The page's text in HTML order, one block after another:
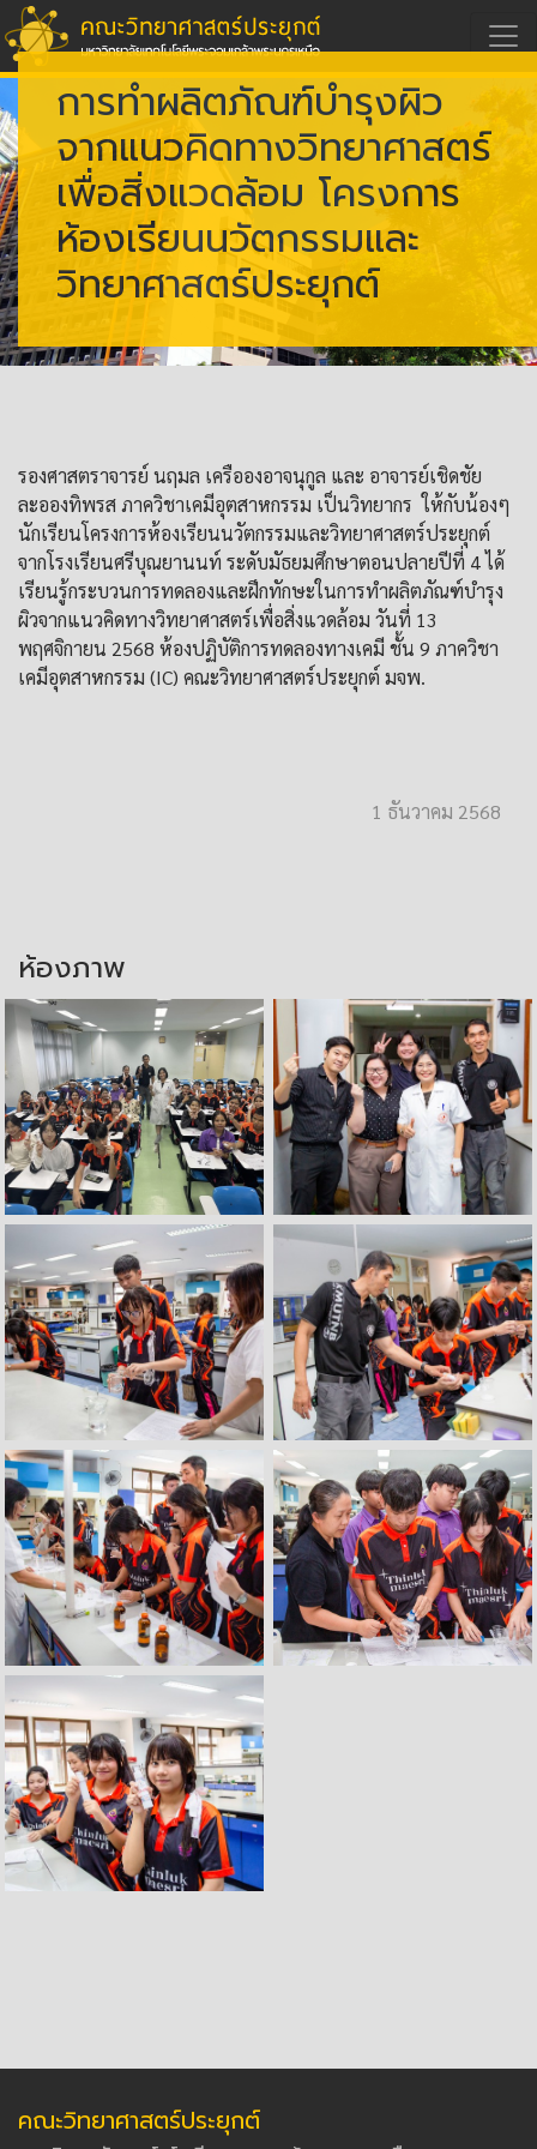
การทำผลิตภัณฑ์บำรุงผิว
จากแนวคิดทางวิทยาศาสตร์
เพื่อสิ่งแวดล้อม โครงการ
ห้องเรียนนวัตกรรมและ
วิทยาศาสตร์ประยุกต์
รองศาสตราจารย์ นฤมล เครือองอาจนุกูล และ อาจารย์เชิดชัย
ละอองทิพรส ภาควิชาเคมีอุตสาหกรรม เป็นวิทยากร ให้กับน้องๆ
นักเรียนโครงการห้องเรียนนวัตกรรมและวิทยาศาสตร์ประยุกต์
จากโรงเรียนศรีบุณยานนท์ ระดับมัธยมศึกษาตอนปลายปีที่ 4 ได้
เรียนรู้กระบวนการทดลองและฝึกทักษะในการทำผลิตภัณฑ์บำรุง
ผิวจากแนวคิดทางวิทยาศาสตร์เพื่อสิ่งแวดล้อม วันที่ 13
พฤศจิกายน 2568 ห้องปฏิบัติการทดลองทางเคมี ชั้น 9 ภาควิชา
เคมีอุตสาหกรรม (IC) คณะวิทยาศาสตร์ประยุกต์ มจพ.
1 ธันวาคม 2568
ห้องภาพ
คณะวิทยาศาสตร์ประยุกต์